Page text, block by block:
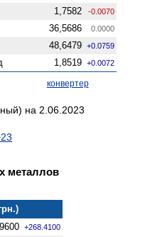
1,7582 -0.0070
36,5686 0.0000
48,6479 +0.0759
1,8519 +0.0072
конвертер
на 2.06.2023
металлов
+268.4100